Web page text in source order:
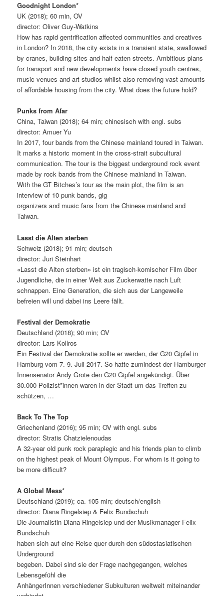
Goodnight London*
UK (2018); 60 min, OV
director: Oliver Guy-Watkins
How has rapid gentrification affected communities and creatives
in London? In 2018, the city exists in a transient state, swallowed
by cranes, building sites and half eaten streets. Ambitious plans
for transport and new developments have closed youth centres,
music venues and art studios whilst also removing vast amounts
of affordable housing from the city. What does the future hold?
Punks from Afar
China, Taiwan (2018); 64 min; chinesisch with engl. subs
director: Amuer Yu
In 2017, four bands from the Chinese mainland toured in Taiwan.
It marks a historic moment in the cross-strait subcultural
communication. The tour is the biggest underground rock event
made by rock bands from the Chinese mainland in Taiwan.
With the GT Bitches’s tour as the main plot, the film is an
interview of 10 punk bands, gig
organizers and music fans from the Chinese mainland and
Taiwan.
Lasst die Alten sterben
Schweiz (2018); 91 min; deutsch
director: Juri Steinhart
«Lasst die Alten sterben» ist ein tragisch-komischer Film über
Jugendliche, die in einer Welt aus Zuckerwatte nach Luft
schnappen. Eine Generation, die sich aus der Langeweile
befreien will und dabei ins Leere fällt.
Festival der Demokratie
Deutschland (2018); 90 min; OV
director: Lars Kollros
Ein Festival der Demokratie sollte er werden, der G20 Gipfel in
Hamburg vom 7.-9. Juli 2017. So hatte zumindest der Hamburger
Innensenator Andy Grote den G20 Gipfel angekündigt. Über
30.000 Polizist*innen waren in der Stadt um das Treffen zu
schützen, …
Back To The Top
Griechenland (2016); 95 min; OV with engl. subs
director: Stratis Chatzielenoudas
A 32-year old punk rock paraplegic and his friends plan to climb
on the highest peak of Mount Olympus. For whom is it going to
be more difficult?
A Global Mess*
Deutschland (2019); ca. 105 min; deutsch/english
director: Diana Ringelsiep & Felix Bundschuh
Die Journalistin Diana Ringelsiep und der Musikmanager Felix
Bundschuh
haben sich auf eine Reise quer durch den südostasiatischen
Underground
begeben. Dabei sind sie der Frage nachgegangen, welches
Lebensgefühl die
AnhängerInnen verschiedener Subkulturen weltweit miteinander